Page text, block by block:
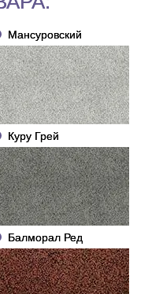
Мансуровский
Куру Грей
Балморал Ред